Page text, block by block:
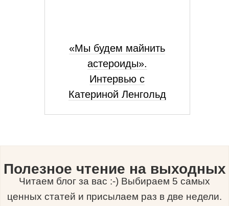
«Мы будем майнить
астероиды».
Интервью с
Катериной Ленгольд
Полезное чтение на выходных
Читаем блог за вас :-) Выбираем 5 самых
ценных статей и присылаем раз в две недели.